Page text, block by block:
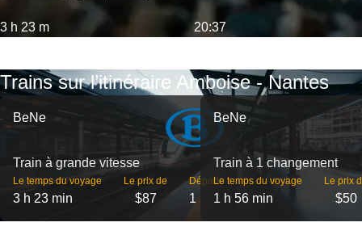
3 h 23 m 20:37
Trains sur l’itinéraire Amboise - Nantes
BeNe
Train à grande vitesse
Le temps du voyage
3 h 23 min
Le prix de
$87
Départs
1
BeNe
Train à 1 changement
Le temps du voyage
1 h 56 min
Le prix
$50